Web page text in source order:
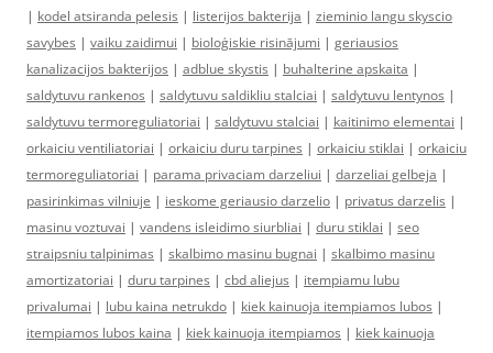
| kodel atsiranda pelesis | listerijos bakterija | zieminio langu skyscio
savybes | vaiku zaidimui | bioloģiskie risinājumi | geriausios
kanalizacijos bakterijos | adblue skystis | buhalterine apskaita |
saldytuvu rankenos | saldytuvu saldikliu stalciai | saldytuvu lentynos |
saldytuvu termoreguliatoriai | saldytuvu stalciai | kaitinimo elementai |
orkaiciu ventiliatoriai | orkaiciu duru tarpines | orkaiciu stiklai | orkaiciu
termoreguliatoriai | parama privaciam darzeliui | darzeliai gelbeja |
pasirinkimas vilniuje | ieskome geriausio darzelio | privatus darzelis |
masinu voztuvai | vandens isleidimo siurbliai | duru stiklai | seo
straipsniu talpinimas | skalbimo masinu bugnai | skalbimo masinu
amortizatoriai | duru tarpines | cbd aliejus | itempiamu lubu
privalumai | lubu kaina netrukdo | kiek kainuoja itempiamos lubos |
itempiamos lubos kaina | kiek kainuoja itempiamos | kiek kainuoja